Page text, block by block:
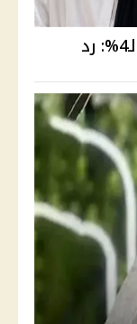
القصة الكاملة لأزمة ريم صاحبة الـ4%: رد